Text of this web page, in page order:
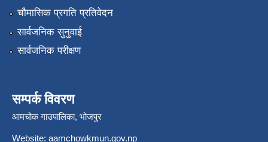
चौमासिक प्रगति प्रतिवेदन
सार्वजनिक सुनुवाई
सार्वजनिक परीक्षण
सम्पर्क विवरण
आमचोक गाउपालिका, भोजपुर
Website: aamchowkmun.gov.np